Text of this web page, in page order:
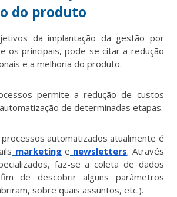
do produto
da implantação da gestão por
os principais, pode-se citar a redução
e a melhoria do produto.
permite a redução de custos
de determinadas etapas.
automatizados atualmente é
marketinge newsletters. Através
faz-se a coleta de dados
de descobrir alguns parâmetros
sobre quais assuntos, etc.).